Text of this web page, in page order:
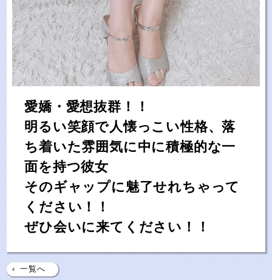
愛嬌・愛想抜群！！
明るい笑顔で人懐っこい性格、落
ち着いた雰囲気に中に積極的な一
面を持つ彼女
そのギャップに魅了せれちゃって
ください！！
ぜひ会いに来てください！！
‹ 一覧へ